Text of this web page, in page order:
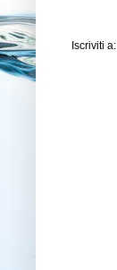
Iscriviti a: